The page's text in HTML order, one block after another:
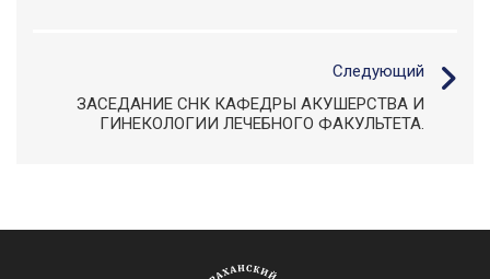
Следующий
ЗАСЕДАНИЕ СНК КАФЕДРЫ АКУШЕРСТВА И
ГИНЕКОЛОГИИ ЛЕЧЕБНОГО ФАКУЛЬТЕТА.